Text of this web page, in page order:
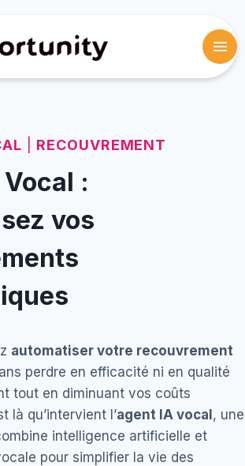
RECOUVREMENT
:
vos
automatiser votre recouvrement
perdre en efficacité ni en qualité
tout en diminuant vos coûts
là qu’intervient l’agent IA vocal , une
intelligence artificielle et
pour simplifier la vie des